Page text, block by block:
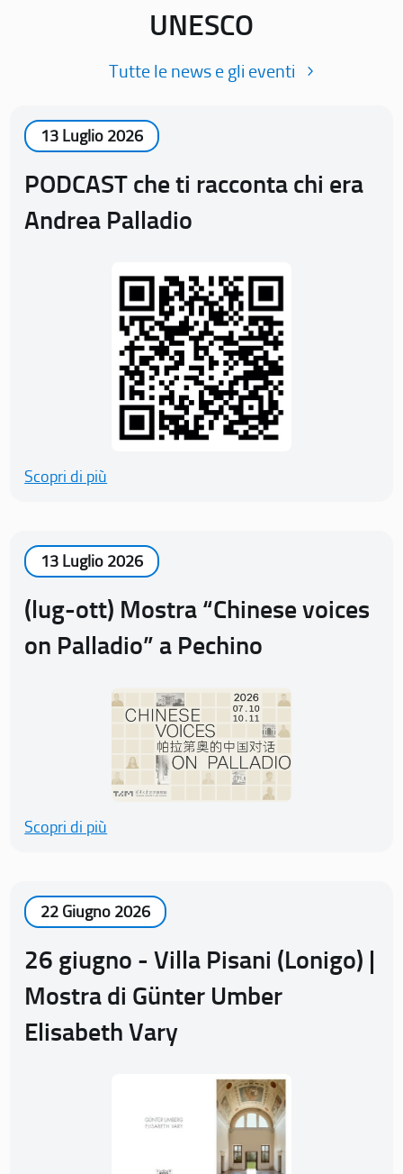
UNESCO
Tutte le news e gli eventi
13 Luglio 2026
PODCAST che ti racconta chi era
Andrea Palladio
Scopri di più
13 Luglio 2026
(lug-ott) Mostra “Chinese voices
on Palladio” a Pechino
Scopri di più
22 Giugno 2026
26 giugno - Villa Pisani (Lonigo) |
Mostra di Günter Umber
Elisabeth Vary